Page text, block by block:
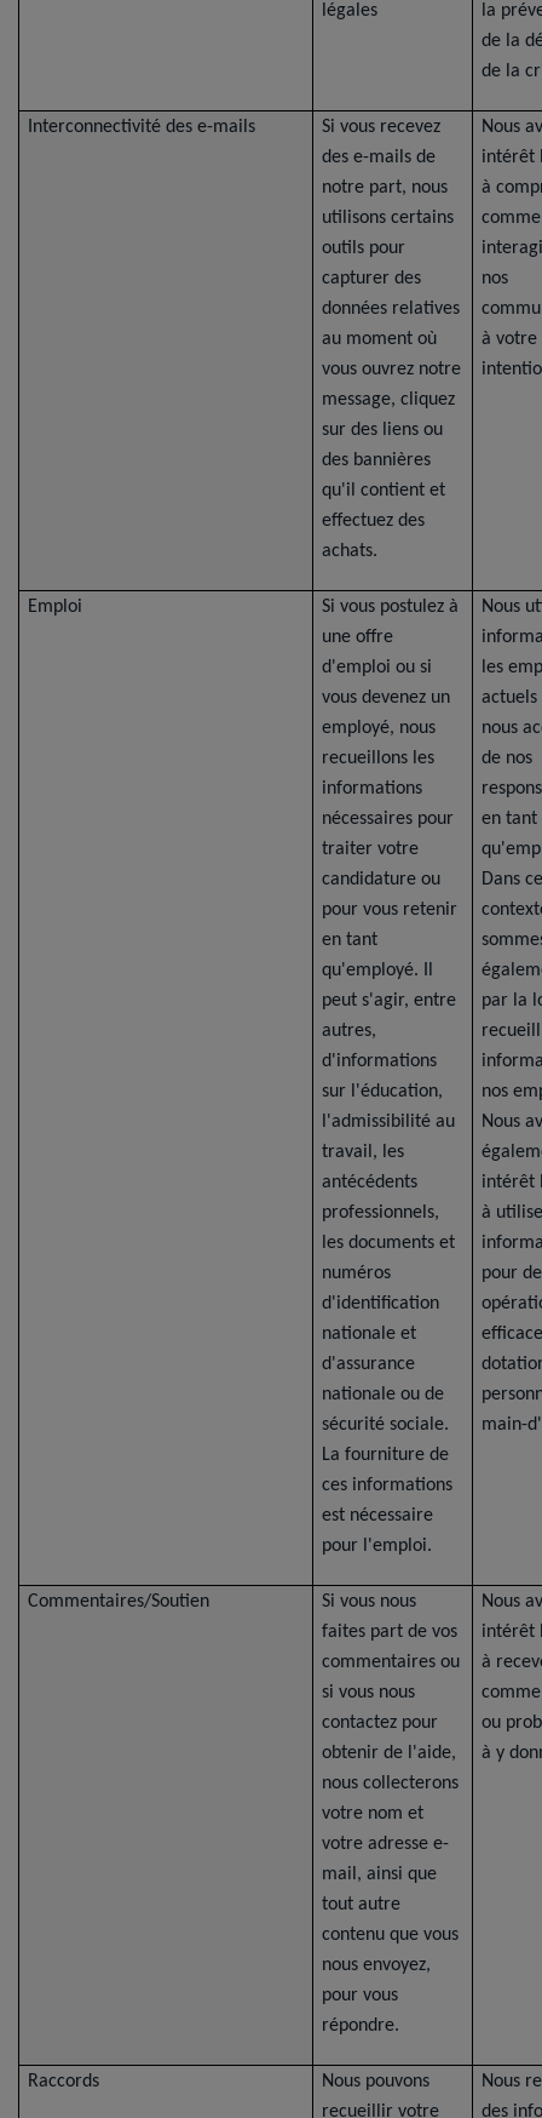
légales
la
de la
de la
Interconnectivité des e-mails
Si vous recevez
des e-mails de
notre part, nous
utilisons certains
outils pour
capturer des
données relatives
au moment où
vous ouvrez notre
message, cliquez
sur des liens ou
des bannières
qu'il contient et
effectuez des
achats.
Nous
intérêt
à
nos
à votre
Emploi
Si vous postulez à
une offre
d'emploi ou si
vous devenez un
employé, nous
recueillons les
informations
nécessaires pour
traiter votre
candidature ou
pour vous retenir
en tant
qu'employé. Il
peut s'agir, entre
autres,
d'informations
sur l'éducation,
l'admissibilité au
travail, les
antécédents
professionnels,
les documents et
numéros
d'identification
nationale et
d'assurance
nationale ou de
sécurité sociale.
La fourniture de
ces informations
est nécessaire
pour l'emploi.
Nous
les
actuels
nous
de nos
en tant
Dans
par la
nos
Nous
intérêt
à
pour
main-
Commentaires/Soutien
Si vous nous
faites part de vos
commentaires ou
si vous nous
contactez pour
obtenir de l'aide,
nous collecterons
votre nom et
votre adresse e-
mail, ainsi que
tout autre
contenu que vous
nous envoyez,
pour vous
répondre.
Nous
intérêt
à
ou
à y
Raccords
Nous pouvons
recueillir votre
Nous
des